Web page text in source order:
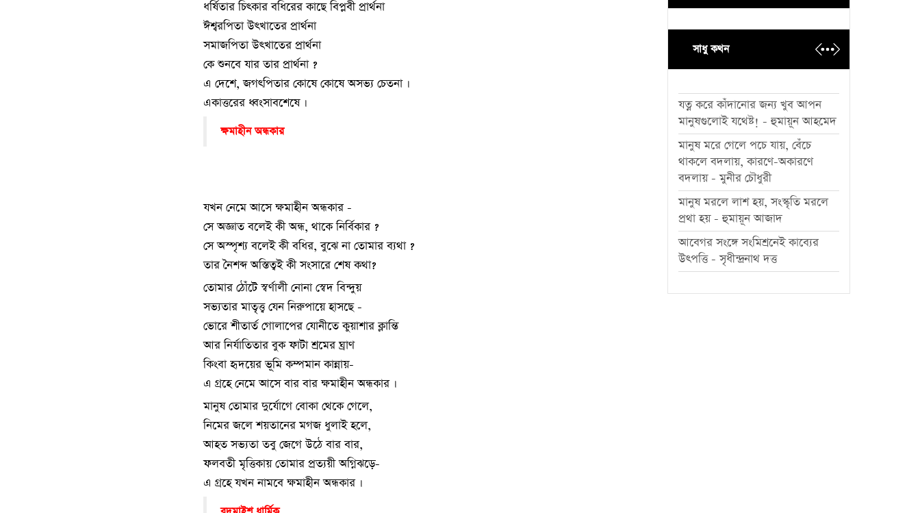
ধর্ষিতার চিৎকার বধিরের কাছে বিপ্লবী প্রার্থনা
ঈশ্বরপিতা উৎখাতের প্রার্থনা
সমাজপিতা উৎখাতের প্রার্থনা
কে শুনবে যার তার প্রার্থনা ?
এ দেশে, জগৎপিতার কোষে কোষে অসভ্য চেতনা ।
একাত্তরের ধ্বংসাবশেষে ।
ক্ষমাহীন অন্ধকার
যখন নেমে আসে ক্ষমাহীন অন্ধকার -
সে অজ্ঞাত বলেই কী অন্ধ, থাকে নির্বিকার ?
সে অস্পৃশ্য বলেই কী বধির, বুঝে না তোমার ব্যথা ?
তার নৈশব্দ অস্তিত্বই কী সংসারে শেষ কথা?
তোমার ঠোঁটে স্বর্ণালী নোনা স্বেদ বিন্দুয়
সভ্যতার মাতৃত্ত্ব যেন নিরুপায়ে হাসছে -
ভোরে শীতার্ত গোলাপের যোনীতে কুয়াশার ক্লান্তি
আর নির্যাতিতার বুক ফাটা শ্রমের ঘ্রাণ
কিংবা হৃদয়ের ভূমি কম্পমান কান্নায়-
এ গ্রহে নেমে আসে বার বার ক্ষমাহীন অন্ধকার ।
মানুষ তোমার দুর্যোগে বোকা থেকে গেলে,
নিমের জলে শয়তানের মগজ ধুলাই হলে,
আহত সভ্যতা তবু জেগে উঠে বার বার,
ফলবতী মৃত্তিকায় তোমার প্রত্যয়ী অগ্নিঝড়ে-
এ গ্রহে যখন নামবে ক্ষমাহীন অন্ধকার ।
সাধু কথন
যত্ন করে কাঁদানোর জন্য খুব আপন
মানুষগুলোই যথেষ্ট! - হুমায়ূন আহমেদ
মানুষ মরে গেলে পচে যায়, বেঁচে
থাকলে বদলায়, কারণে-অকারণে
বদলায় - মুনীর চৌধুরী
মানুষ মরলে লাশ হয়, সংস্কৃতি মরলে
প্রথা হয় - হুমায়ূন আজাদ
আবেগর সংঙ্গে সংমিশ্রনেই কাব্যের
উৎপত্তি - সৃধীন্দ্রনাথ দত্ত